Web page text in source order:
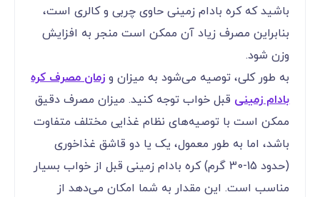
باشید که کره بادام زمینی حاوی چربی و کالری است،
بنابراین مصرف زیاد آن ممکن است منجر به افزایش
وزن شود.
به طور کلی، توصیه می‌شود به میزان و زمان مصرف کره
بادام زمینی قبل خواب توجه کنید. میزان مصرف دقیق
ممکن است با توصیه‌های نظام غذایی مختلف متفاوت
باشد، اما به طور معمول، یک یا دو قاشق غذاخوری
(حدود 15-30 گرم) کره بادام زمینی قبل از خواب بسیار
مناسب است. این مقدار به شما امکان می‌دهد از